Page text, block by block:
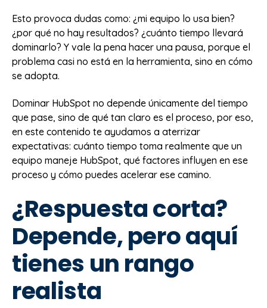
Dominar HubSpot no depende solo del tiempo, sino
de la estrategia con la que se implemente y adopte
dentro de la empresa.
Aunque no existe un plazo exacto, hay rangos: un
nivel básico puede lograrse en 2 a 4 semanas, un
uso estructurado en 2 a 3 meses y un dominio
estratégico en 6 meses o más, cuando la
herramienta ya guía decisiones y genera resultados.
La velocidad de aprendizaje depende de factores
como la experiencia previa en CRM, la complejidad
del proceso comercial, el nivel de adopción del
equipo, las integraciones y, sobre todo, la calidad
de la implementación inicial. Sin una base clara, el
Más que aprender todas las funciones, lo
importante es usar HubSpot para optimizar
procesos reales. Con una implementación bien
dirigida, la herramienta deja de ser operativa y se
convierte en un sistema estratégico que impulsa el
crecimiento del negocio.
Esto provoca dudas como: ¿mi equipo lo usa bien?
¿por qué no hay resultados? ¿cuánto tiempo llevará
dominarlo? Y vale la pena hacer una pausa, porque el
problema casi no está en la herramienta, sino en cómo
se adopta.
Dominar HubSpot no depende únicamente del tiempo
que pase, sino de qué tan claro es el proceso, por eso,
en este contenido te ayudamos a aterrizar
expectativas: cuánto tiempo toma realmente que un
equipo maneje HubSpot, qué factores influyen en ese
proceso y cómo puedes acelerar ese camino.
¿Respuesta corta?
Depende, pero aquí
tienes un rango
realista